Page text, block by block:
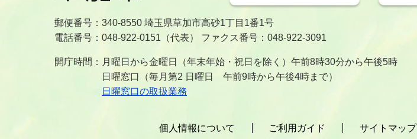
郵便番号：340-8550 埼玉県草加市高砂1丁目1番1号
電話番号：048-922-0151（代表） ファクス番号：048-922-3091
開庁時間：月曜日から金曜日（年末年始・祝日を除く）午前8時30分から午後5時
日曜窓口（毎月第2 日曜日 午前9時から午後4時まで）
日曜窓口の取扱業務
個人情報について ご利用ガイド サイトマップ